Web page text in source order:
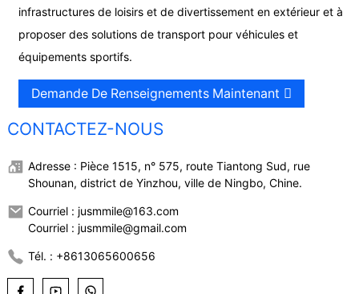
infrastructures de loisirs et de divertissement en extérieur et à
proposer des solutions de transport pour véhicules et
équipements sportifs.
Demande De Renseignements Maintenant
CONTACTEZ-NOUS
Adresse : Pièce 1515, n° 575, route Tiantong Sud, rue
Shounan, district de Yinzhou, ville de Ningbo, Chine.
Courriel : jusmmile@163.com
Courriel : jusmmile@gmail.com
Tél. : +8613065600656